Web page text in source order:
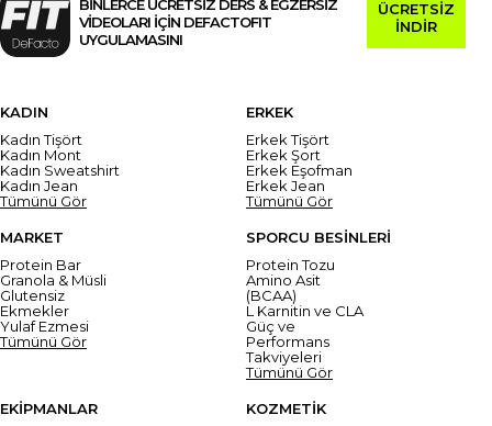
BİNLERCE ÜCRETSİZ DERS & EGZERSİZ
VİDEOLARI İÇİN DEFACTOFIT
UYGULAMASINI
ÜCRETSİZ
İNDİR
KADIN
Kadın Tişört
Kadın Mont
Kadın Sweatshirt
Kadın Jean
Tümünü Gör
ERKEK
Erkek Tişört
Erkek Şort
Erkek Eşofman
Erkek Jean
Tümünü Gör
MARKET
Protein Bar
Granola & Müsli
Glutensiz
Ekmekler
Yulaf Ezmesi
Tümünü Gör
SPORCU BESİNLERİ
Protein Tozu
Amino Asit
(BCAA)
L Karnitin ve CLA
Güç ve
Performans
Takviyeleri
Tümünü Gör
EKİPMANLAR
KOZMETİK